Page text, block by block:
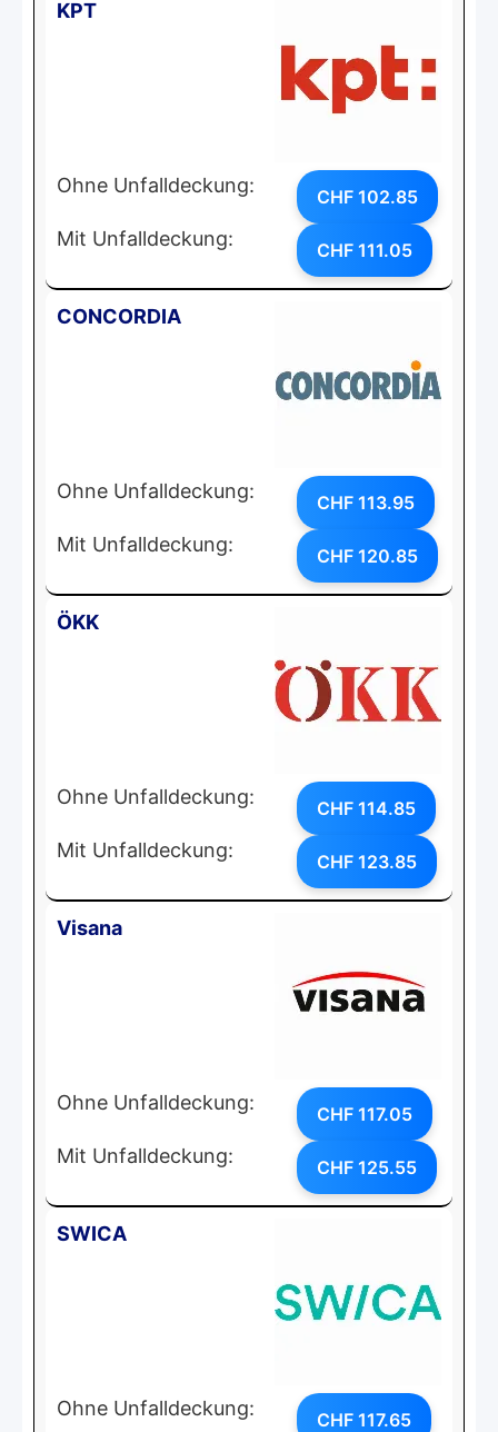
KPT
Ohne Unfalldeckung: CHF 102.85
Mit Unfalldeckung: CHF 111.05
CONCORDIA
Ohne Unfalldeckung: CHF 113.95
Mit Unfalldeckung: CHF 120.85
ÖKK
Ohne Unfalldeckung: CHF 114.85
Mit Unfalldeckung: CHF 123.85
Visana
Ohne Unfalldeckung: CHF 117.05
Mit Unfalldeckung: CHF 125.55
SWICA
Ohne Unfalldeckung: CHF 117.65